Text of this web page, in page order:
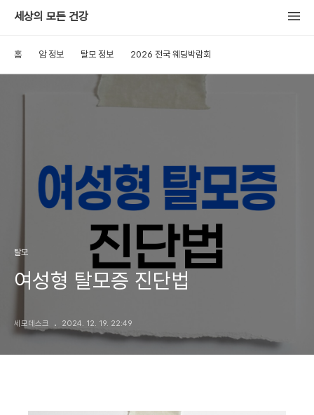
세상의 모든 건강
홈 암 정보 탈모 정보 2026 전국 웨딩박람회
탈모
여성형 탈모증 진단법
세모데스크 2024. 12. 19. 22:49